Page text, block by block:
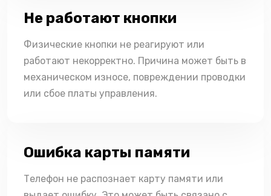
Не работают кнопки
Физические кнопки не реагируют или
работают некорректно. Причина может быть в
механическом износе, повреждении проводки
или сбое платы управления.
Ошибка карты памяти
Телефон не распознает карту памяти или